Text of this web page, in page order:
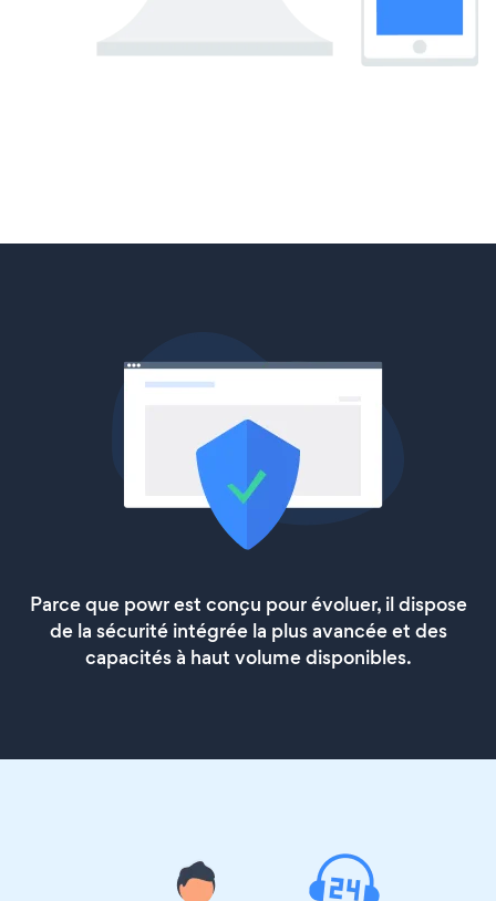
Parce que powr est conçu pour évoluer, il dispose
de la sécurité intégrée la plus avancée et des
capacités à haut volume disponibles.